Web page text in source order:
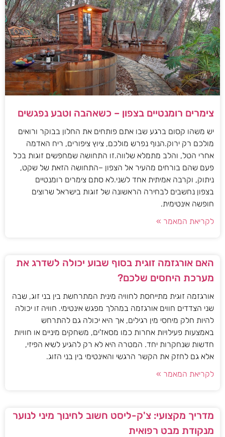
צימרים רומנטיים בצפון – כשאהבה וטבע נפגשים
יש משהו קסום ברגע שבו אתם פותחים את החלון בבוקר ורואים
מולכם רק ירוק.הנוף נפרש מולכם, ציוץ ציפורים, ריח האדמה
אחרי הטל, והלב מתמלא שלווה.זו התחושה שמחפשים זוגות בכל
פעם שהם בורחים מהעיר אל הצפון –התחושה הזאת של שקט,
ניתוק, וקרבה אמיתית אחד לשני.לא סתם צימרים רומנטיים
בצפון נחשבים לבחירה הראשונה של זוגות בישראל שרוצים
חופשה אינטימית.
לקריאת המאמר »
האם אורגזמה זוגית בסוף שבוע יכולה לשדרג את
מערכת היחסים שלכם?
אורגזמה זוגית מתייחסת לחוויה מינית המתרחשת בין בני זוג, שבה
שני הצדדים חווים אורגזמה במהלך מפגש אינטימי. חוויה זו יכולה
להיות חלק מיחסי מין רגילים, אך היא יכולה גם להתרחש
באמצעות פעילויות אחרות כמו מסאז'ים, משחקים מיניים או חוויות
חדשות שנחקרות יחד. המטרה היא לא רק להגיע לשיא הפיזי,
אלא גם לחזק את הקשר הרגשי והאינטימי בין בני הזוג.
לקריאת המאמר »
מדריך מקצועי: צ'ק-ליסט חשוב לחינוך מיני לנוער
מנקודת מבט רפואית